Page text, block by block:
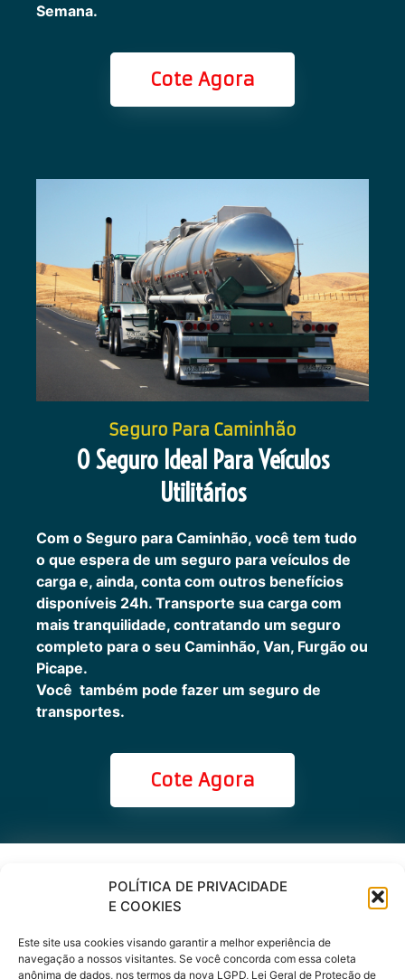
POLÍTICA DE PRIVACIDADE
E COOKIES
Este site usa cookies visando garantir a melhor experiência de
navegação a nossos visitantes. Se você concorda com essa coleta
anônima de dados, nos termos da nova LGPD, Lei Geral de Proteção de
Semana.
Cote Agora
Seguro Para Caminhão
O Seguro Ideal Para Veículos
Utilitários
Com o Seguro para Caminhão, você tem tudo
o que espera de um seguro para veículos de
carga e, ainda, conta com outros benefícios
disponíveis 24h. Transporte sua carga com
mais tranquilidade, contratando um seguro
completo para o seu Caminhão, Van, Furgão ou
Picape.
Você também pode fazer um seguro de
transportes.
Cote Agora
Cote online ou
peça via